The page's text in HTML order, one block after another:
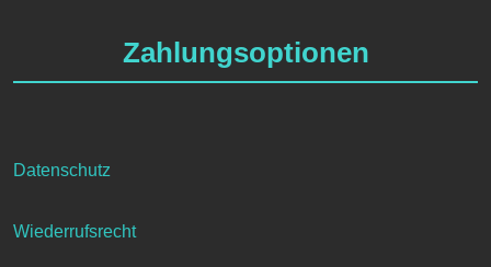
Zahlungsoptionen
Datenschutz
Wiederrufsrecht